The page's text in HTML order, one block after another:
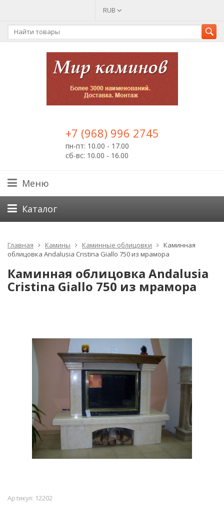
RUB
+7 (968) 996 2745
пн-пт: 10.00 - 17.00
сб-вс: 10.00 - 16.00
Меню
Каталог
Главная Камины Каминные облицовки
Каминная
облицовка Andalusia Cristina Giallo 750 из мрамора
Каминная облицовка Andalusia
Cristina Giallo 750 из мрамора
Артикул: 12202